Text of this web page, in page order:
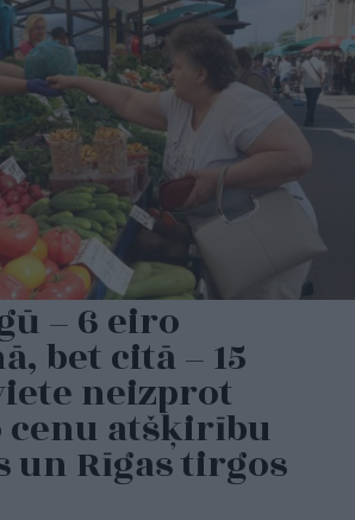
– 6 eiro
bet citā – 15
neizprot
cenu atšķirību
un Rīgas tirgos